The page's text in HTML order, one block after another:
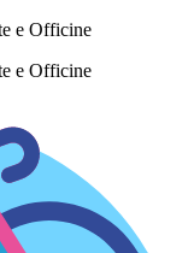
e Officine
e Officine